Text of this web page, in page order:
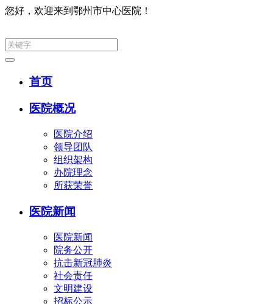
您好，欢迎来到鄂州市中心医院！
首页
医院概况
医院介绍
领导团队
组织架构
办院理念
所获荣誉
医院新闻
医院新闻
院务公开
抗击新冠肺炎
社会责任
文明建设
招标公示